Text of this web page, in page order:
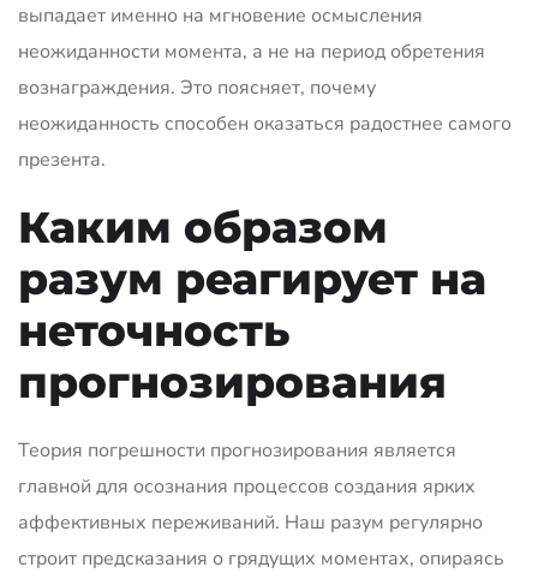
выпадает именно на мгновение осмысления
неожиданности момента, а не на период обретения
вознаграждения. Это поясняет, почему
неожиданность способен оказаться радостнее самого
презента.
Каким образом
разум реагирует на
неточность
прогнозирования
Теория погрешности прогнозирования является
главной для осознания процессов создания ярких
аффективных переживаний. Наш разум регулярно
строит предсказания о грядущих моментах, опираясь